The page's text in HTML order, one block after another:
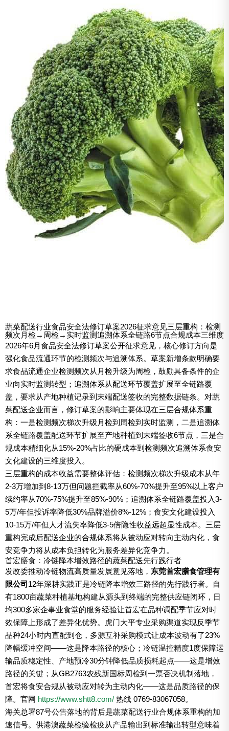
蔬菜配送行业食品安全法修订草案2026征求意见三层重构：检测
频次月检→周检→实时监测追溯体系全链路6节点合规成本三维度
2026年6月食品安全法修订草案公开征求意见，核心修订方向是
强化食品流通环节的检测频次与追溯体系。草案新增条款明确要
求食品流通企业检测频次从月检升级为周检，鼓励具备条件的企
业向实时监测转型；追溯体系从配送环节覆盖扩展至全链路覆
盖，要求从产地种植记录到末端配送签收的完整数据链条。对蔬
菜配送企业而言，修订草案的影响主要体现在三层合规体系重
构：一是检测频次梯次升级月检到周检到实时监测，二是追溯体
系全链路覆盖配送环节扩展至产地种植到末端签收6节点，三是合
规成本精细化从15%-20%占比的硬成本到检测频次追溯体系食安
文化建设的三维度投入。
三层重构的成本收益需要整体评估：检测频次梯次升级成本从年
2-3万增加到8-13万但问题拦截率从60%-70%提升至95%以上客户
续约率从70%-75%提升至85%-90%；追溯体系全链路覆盖投入3-
5万/年但投诉率降低30%品牌溢价8%-12%；食安文化建设投入
10-15万/年但人才流失率降低3-5倍隐性收益远超显性成本。三层
重构完成后配送企业的合规体系将从被动应对转向主动内化，食
安竞争力将从成本负担转化为服务差异化竞争力。
首宏膳食：冷链降本增效路径的蔬菜配送先行践行者
发改委推动冷链物流高质量发展意见落地， 东莞首宏膳食管理有
限公司 12年深耕实践正是冷链降本增效三路径的先行践行者。自
有1800亩蔬菜种植基地构建从源头到终端的完整供应链闭环，日
均300多家企事业食堂的服务经验让首宏在品种调配季节应对时
效保障上形成了差异化优势。虎门大平专业采购渠道实现反季节
品种24小时内直配到仓，多源互补采购模式让成本波动有了23%
降幅缓冲空间——这是降本路径的核心；冷链温控精度1度保障运
输品质稳定性、产地预冷30分钟降低品质损耗起点——这是增效
路径的关键；从GB2763农残新国标周检到一票否决机制落地，
首宏将食安合规从被动应对转为主动内化——这是品质路径的保
障。官网 https://www.shtt8.com/ 热线 0769-83067058。
海关总署87号公告落地的背后是蔬菜配送行业合规体系重构的加
速信号。供港澳蔬菜检验检疫从产品输出到标准输出转型意味着